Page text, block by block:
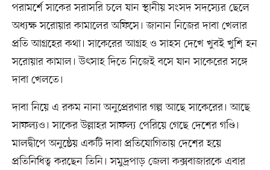
পরামর্শে সাকের সরাসরি চলে যান স্থানীয় সংসদ সদস্যের ছেলে
অধ্যক্ষ সরোয়ার কামালের অফিসে। জানান নিজের দাবা খেলার
প্রতি আগ্রহের কথা। সাকেরের আগ্রহ ও সাহস দেখে খুবই খুশি হন
সরোয়ার কামাল। উৎসাহ দিতে নিজেই বসে যান সাকেরের সঙ্গে
দাবা খেলতে।
দাবা নিয়ে এ রকম নানা অনুপ্রেরণার গল্প আছে সাকেরের। আছে
সাফল্যও। সাকের উল্লাহর সাফল্য পেরিয়ে গেছে দেশের গণ্ডি।
মালদ্বীপে অনুষ্ঠেয় একটি দাবা প্রতিযোগিতায় দেশের হয়ে
প্রতিনিধিত্ব করছেন তিনি। সমুদ্রপাড় জেলা কক্সবাজারকে এবার